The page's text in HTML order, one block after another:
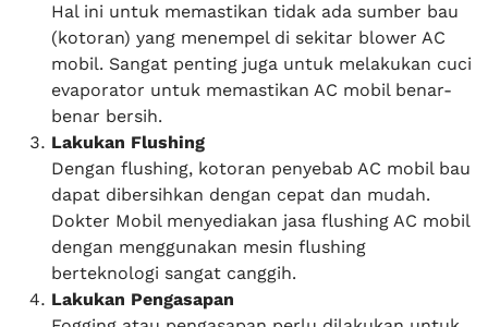
Hal ini untuk memastikan tidak ada sumber bau
(kotoran) yang menempel di sekitar blower AC
mobil. Sangat penting juga untuk melakukan cuci
evaporator untuk memastikan AC mobil benar-
benar bersih.
Lakukan Flushing
Dengan flushing, kotoran penyebab AC mobil bau
dapat dibersihkan dengan cepat dan mudah.
Dokter Mobil menyediakan jasa flushing AC mobil
dengan menggunakan mesin flushing
berteknologi sangat canggih.
Lakukan Pengasapan